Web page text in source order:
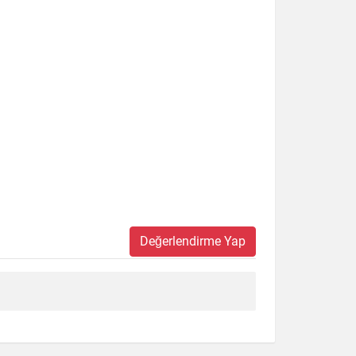
Değerlendirme Yap